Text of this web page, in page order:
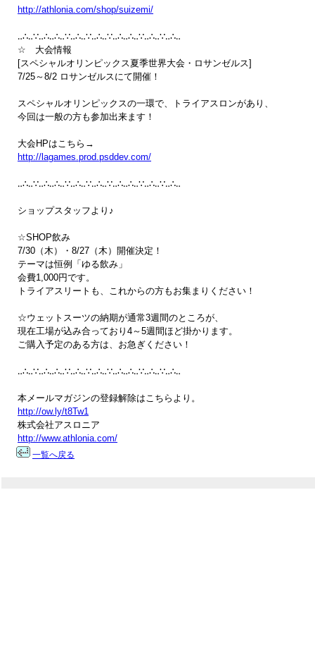
http://athlonia.com/shop/suizemi/
‥∴‥∵‥∴‥∴‥∵‥∴‥∵‥∴‥∵‥∴‥∴‥∵‥∴‥∵‥∴‥
☆　大会情報
[スペシャルオリンピックス夏季世界大会・ロサンゼルス]
7/25～8/2 ロサンゼルスにて開催！
スペシャルオリンピックスの一環で、トライアスロンがあり、
今回は一般の方も参加出来ます！
http://lagames.prod.psddev.com/
‥∴‥∵‥∴‥∴‥∵‥∴‥∵‥∴‥∵‥∴‥∴‥∵‥∴‥∵‥∴‥
ショップスタッフより♪
☆SHOP飲み
7/30（木）・8/27（木）開催決定！
テーマは恒例「ゆる飲み」
会費1,000円です。
トライアスリートも、これからの方もお集まりください！
☆ウェットスーツの納期が通常3週間のところが、
現在工場が込み合っており4～5週間ほど掛かります。
ご購入予定のある方は、お急ぎください！
‥∴‥∵‥∴‥∴‥∵‥∴‥∵‥∴‥∵‥∴‥∴‥∵‥∴‥∵‥∴‥
http://ow.ly/t8Tw1
http://www.athlonia.com/
一覧へ戻る